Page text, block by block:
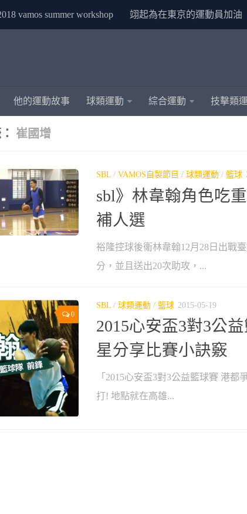
vamos summer workshop 翊起為在東京的運動員加油
他的運動故事 球類運動 綜合運動 技擊類
崔國增
SBL / VAMOS自製節目 / 球類運動 / 籃球
sbl》林韋翰角色吃
補人選
裕隆控球後衛林韋翰12月28日出戰
分，並且送出20次助攻，...
0
SBL / 球類運動 / 籃球 2015-05-19
2015心安盃3對3公
星分享比賽小訣竅
「2015心安盃3對3公益籃球賽 港都
打! 地點就在高雄...